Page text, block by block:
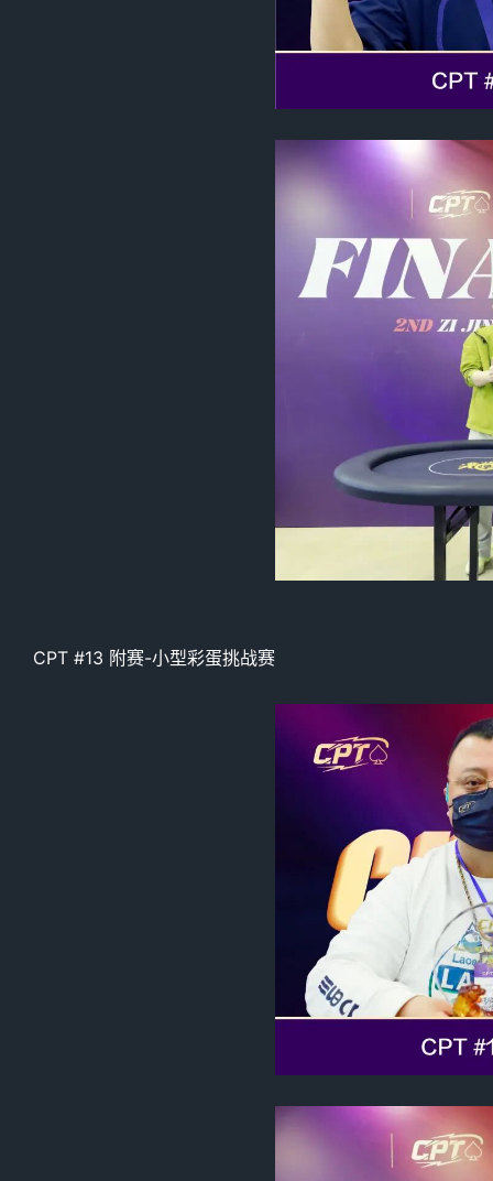
CPT #13 附赛-小型彩蛋挑战赛